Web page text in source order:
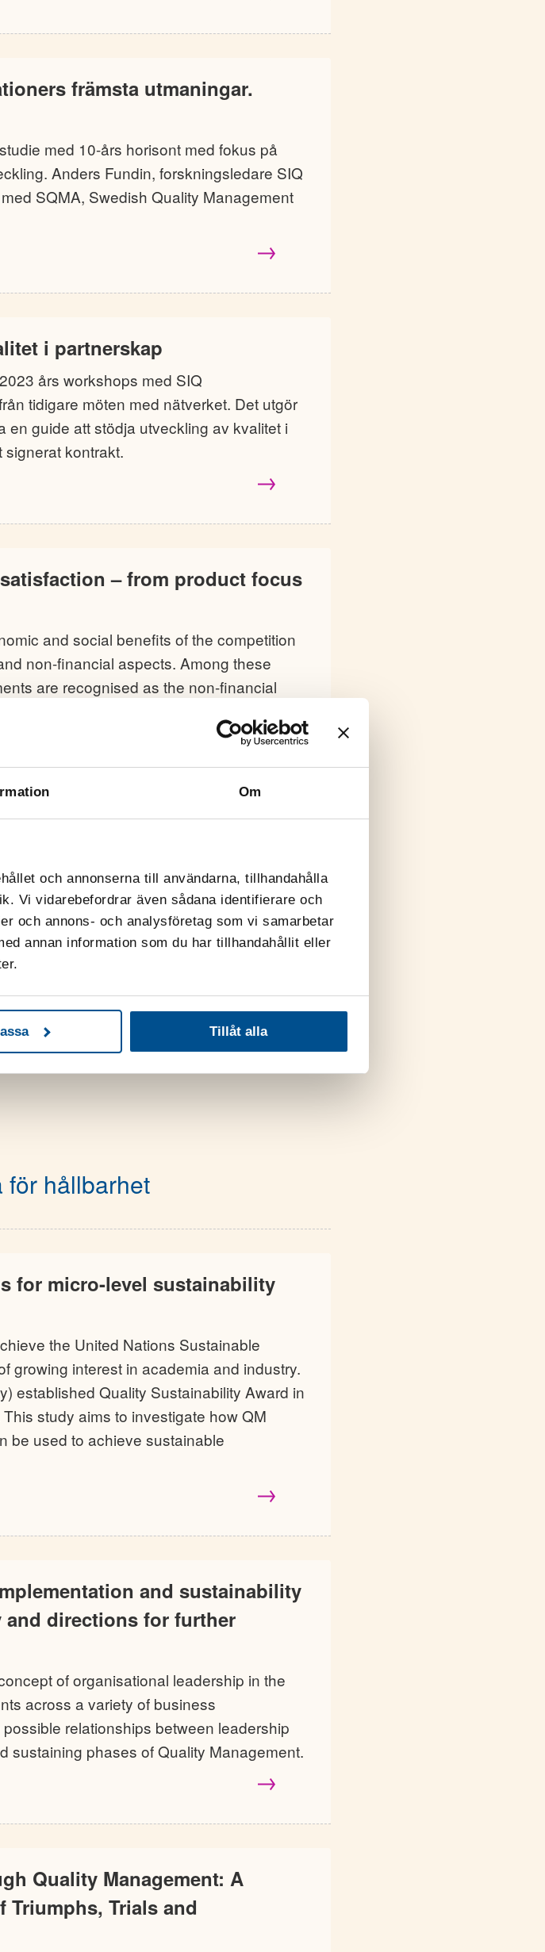
Om
och annonserna till användarna, tillhandahålla
Vi vidarebefordrar även sådana identifierare och
och annons- och analysföretag som vi samarbetar
annan information som du har tillhandahållit eller
Tillåt alla
främsta utmaningar.
med 10-års horisont med fokus på
Anders Fundin, forskningsledare SIQ
SQMA, Swedish Quality Management
i partnerskap
års workshops med SIQ
tidigare möten med nätverket. Det utgör
guide att stödja utveckling av kvalitet i
kontrakt.
– from product focus
and social benefits of the competition
non-financial aspects. Among these
are recognised as the non-financial
de ofta någon form av omställning
Så vilka är de främsta utmaningar som
de närmaste åren?
för hållbarhet
for micro-level sustainability
the United Nations Sustainable
growing interest in academia and industry.
established Quality Sustainability Award in
study aims to investigate how QM
be used to achieve sustainable
and sustainability
directions for further
of organisational leadership in the
across a variety of business
relationships between leadership
sustaining phases of Quality Management.
Quality Management: A
Triumphs, Trials and